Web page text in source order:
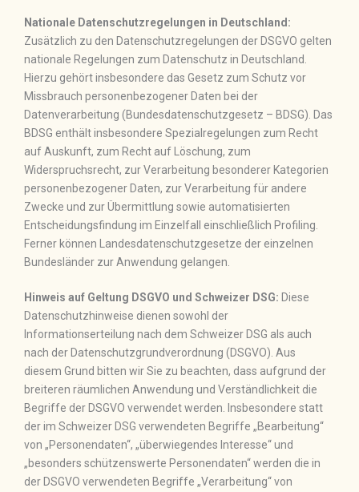
Nationale Datenschutzregelungen in Deutschland:
Zusätzlich zu den Datenschutzregelungen der DSGVO gelten
nationale Regelungen zum Datenschutz in Deutschland.
Hierzu gehört insbesondere das Gesetz zum Schutz vor
Missbrauch personenbezogener Daten bei der
Datenverarbeitung (Bundesdatenschutzgesetz – BDSG). Das
BDSG enthält insbesondere Spezialregelungen zum Recht
auf Auskunft, zum Recht auf Löschung, zum
Widerspruchsrecht, zur Verarbeitung besonderer Kategorien
personenbezogener Daten, zur Verarbeitung für andere
Zwecke und zur Übermittlung sowie automatisierten
Entscheidungsfindung im Einzelfall einschließlich Profiling.
Ferner können Landesdatenschutzgesetze der einzelnen
Bundesländer zur Anwendung gelangen.
Hinweis auf Geltung DSGVO und Schweizer DSG: Diese
Datenschutzhinweise dienen sowohl der
Informationserteilung nach dem Schweizer DSG als auch
nach der Datenschutzgrundverordnung (DSGVO). Aus
diesem Grund bitten wir Sie zu beachten, dass aufgrund der
breiteren räumlichen Anwendung und Verständlichkeit die
Begriffe der DSGVO verwendet werden. Insbesondere statt
der im Schweizer DSG verwendeten Begriffe „Bearbeitung“
von „Personendaten“, „überwiegendes Interesse“ und
„besonders schützenswerte Personendaten“ werden die in
der DSGVO verwendeten Begriffe „Verarbeitung“ von